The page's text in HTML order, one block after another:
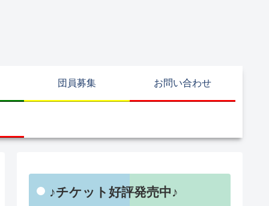
団員募集 お問い合わせ
♪チケット好評発売中♪